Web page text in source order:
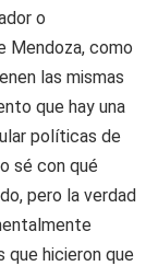
o
Mendoza, como
las mismas
que hay una
políticas de
sé con qué
pero la verdad
que hicieron que